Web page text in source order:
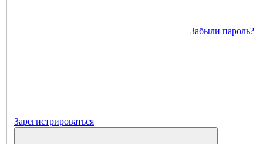
Забыли пароль?
Зарегистрироваться